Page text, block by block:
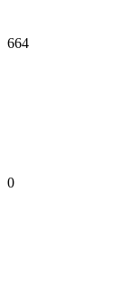
664
0